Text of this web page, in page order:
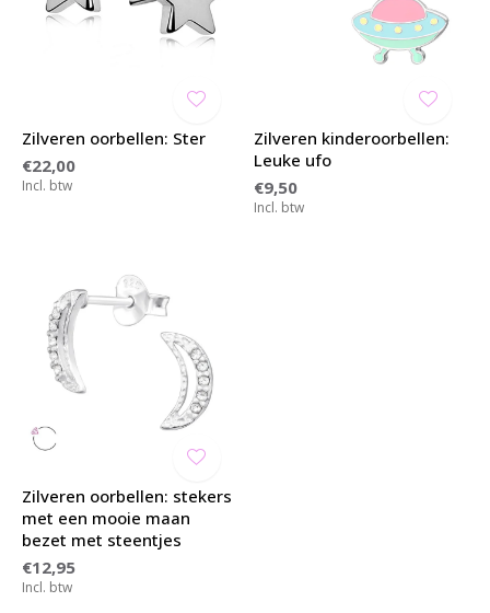
Zilveren oorbellen: Ster
€22,00
Incl. btw
Zilveren kinderoorbellen:
Leuke ufo
€9,50
Incl. btw
Zilveren oorbellen: stekers
met een mooie maan
bezet met steentjes
€12,95
Incl. btw